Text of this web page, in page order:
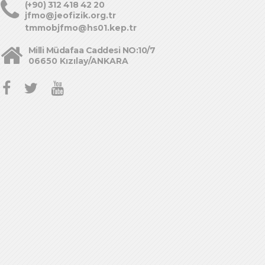
(+90) 312 418 42 20
jfmo@jeofizik.org.tr
tmmobjfmo@hs01.kep.tr
Milli Müdafaa Caddesi NO:10/7
06650 Kızılay/ANKARA